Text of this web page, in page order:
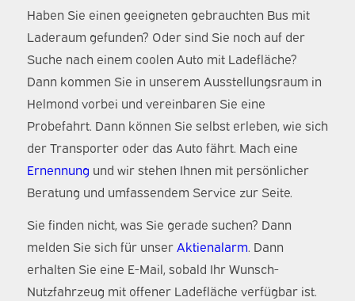
Haben Sie einen geeigneten gebrauchten Bus mit
Laderaum gefunden? Oder sind Sie noch auf der
Suche nach einem coolen Auto mit Ladefläche?
Dann kommen Sie in unserem Ausstellungsraum in
Helmond vorbei und vereinbaren Sie eine
Probefahrt. Dann können Sie selbst erleben, wie sich
der Transporter oder das Auto fährt. Mach eine
Ernennung und wir stehen Ihnen mit persönlicher
Beratung und umfassendem Service zur Seite.
Sie finden nicht, was Sie gerade suchen? Dann
melden Sie sich für unserAktienalarm. Dann
erhalten Sie eine E-Mail, sobald Ihr Wunsch-
Nutzfahrzeug mit offener Ladefläche verfügbar ist.